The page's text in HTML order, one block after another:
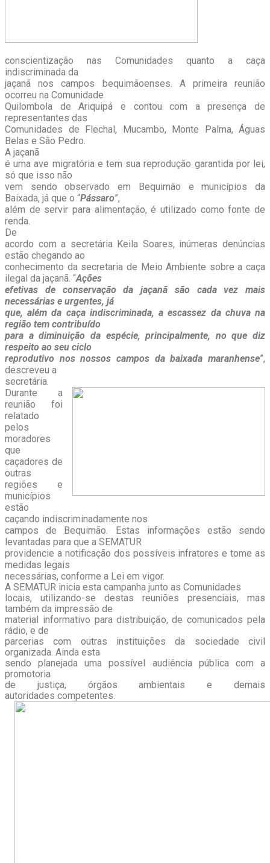
conscientização nas Comunidades quanto a caça
indiscriminada da
jaçanã nos campos bequimãoenses. A primeira reunião
ocorreu na Comunidade
Quilombola de Ariquipá e contou com a presença de
representantes das
Comunidades de Flechal, Mucambo, Monte Palma, Águas
Belas e São Pedro.
A jaçanã
é uma ave migratória e tem sua reprodução garantida por lei,
só que isso não
vem sendo observado em Bequimão e municípios da
Baixada, já que o “Pássaro”,
além de servir para alimentação, é utilizado como fonte de
renda.
De
acordo com a secretária Keila Soares, inúmeras denúncias
estão chegando ao
conhecimento da secretaria de Meio Ambiente sobre a caça
ilegal da jaçanã. “Ações
efetivas de conservação da jaçanã são cada vez mais
necessárias e urgentes, já
que, além da caça indiscriminada, a escassez da chuva na
região tem contribuído
para a diminuição da espécie, principalmente, no que diz
respeito ao seu ciclo
reprodutivo nos nossos campos da baixada maranhense”,
descreveu a
secretária.
Durante a
reunião foi
relatado
pelos
moradores
que
caçadores de
outras
regiões e
municípios
estão
caçando indiscriminadamente nos
campos de Bequimão. Estas informações estão sendo
levantadas para que a SEMATUR
providencie a notificação dos possíveis infratores e tome as
medidas legais
necessárias, conforme a Lei em vigor.
A SEMATUR inicia esta campanha junto as Comunidades
locais, utilizando-se destas reuniões presenciais, mas
também da impressão de
material informativo para distribuição, de comunicados pela
rádio, e de
parcerias com outras instituições da sociedade civil
organizada. Ainda esta
sendo planejada uma possível audiência pública com a
promotoria
de justiça, órgãos ambientais e demais
autoridades competentes.